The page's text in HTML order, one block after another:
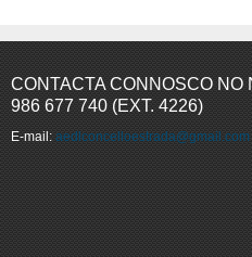
CONTACTA CONNOSCO NO
986 677 740 (EXT. 4226)
E-mail: aedlconcelloestrada@gmail.com